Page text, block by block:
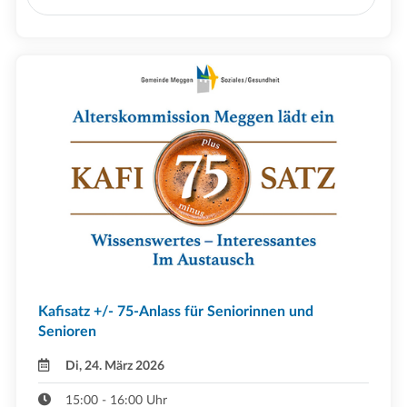
Kafisatz +/- 75-Anlass für Seniorinnen und
Senioren
Di, 24. März 2026
15:00 - 16:00 Uhr